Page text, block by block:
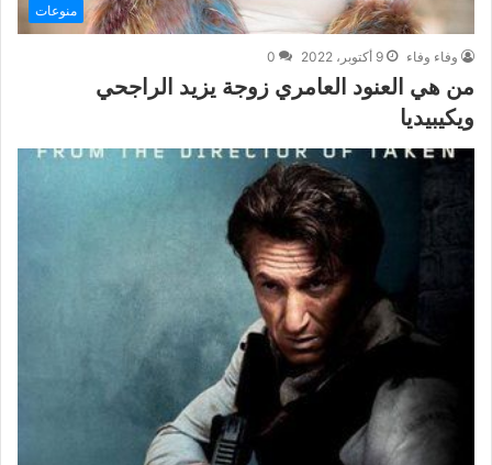
منوعات
وفاء وفاء 9 أكتوبر، 2022 0
من هي العنود العامري زوجة يزيد الراجحي
ويكيبيديا